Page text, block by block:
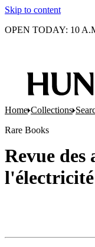
Skip to content
OPEN TODAY: 10
Home Collections
Rare Books
Revue des
l'électricité